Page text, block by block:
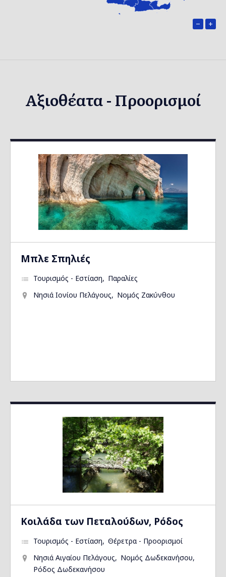
+
−
Αξιοθέατα - Προορισμοί
Μπλε Σπηλιές
Τουρισμός - Εστίαση
Παραλίες
Νησιά Ιονίου Πελάγους
Νομός Ζακύνθου
Kοιλάδα των Πεταλούδων, Ρόδος
Τουρισμός - Εστίαση
Θέρετρα - Προορισμοί
Νησιά Αιγαίου Πελάγους
Νομός Δωδεκανήσου
Ρόδος Δωδεκανήσου